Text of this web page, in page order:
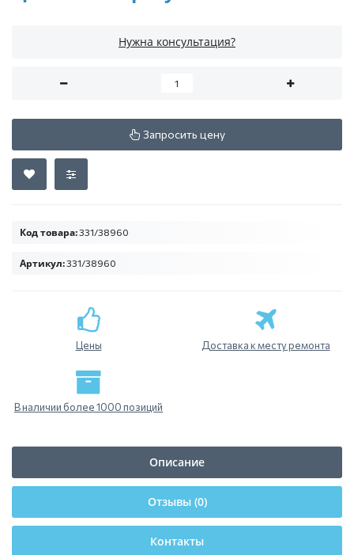
Нужна консультация?
Запросить цену
Код товара: 331/38960
Артикул:331/38960
Цены Доставка к месту ремонта
В наличии более 1000 позиций
Описание
Отзывы (0)
Контакты